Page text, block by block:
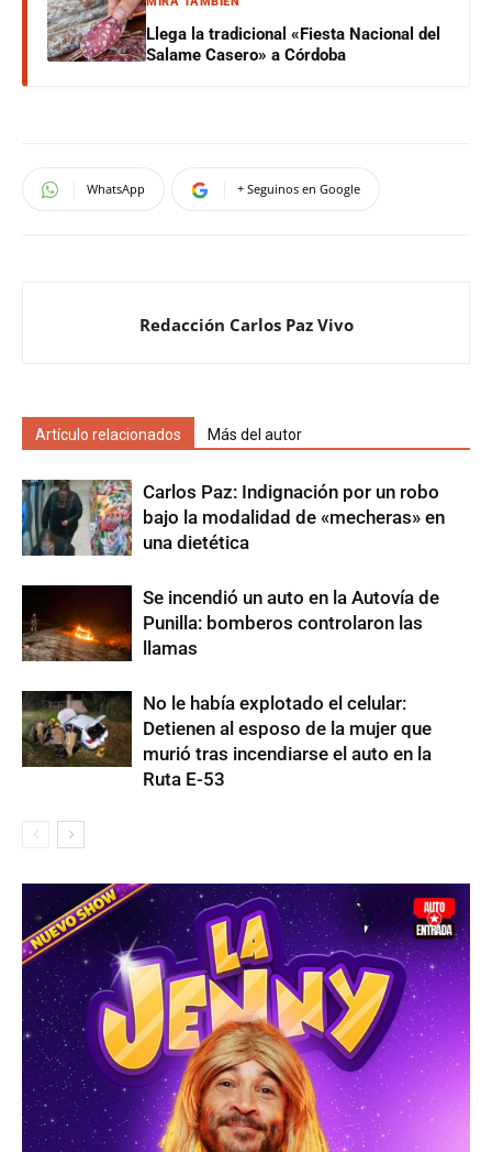
Llega la tradicional «Fiesta Nacional del
Salame Casero» a Córdoba
WhatsApp + Seguinos en Google
Redacción Carlos Paz Vivo
Artículo relacionados Más del autor
Carlos Paz: Indignación por un robo
bajo la modalidad de «mecheras» en
una dietética
Se incendió un auto en la Autovía de
Punilla: bomberos controlaron las
llamas
No le había explotado el celular:
Detienen al esposo de la mujer que
murió tras incendiarse el auto en la
Ruta E-53